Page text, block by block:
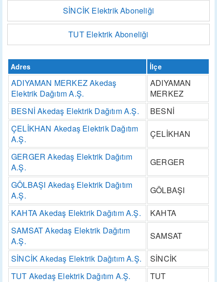
SİNCİK Elektrik Aboneliği
TUT Elektrik Aboneliği
Adres İlçe
ADIYAMAN MERKEZ Akedaş
Elektrik Dağıtım A.Ş.
ADIYAMAN
MERKEZ
BESNİ Akedaş Elektrik Dağıtım A.Ş.
BESNİ
ÇELİKHAN Akedaş Elektrik Dağıtım
A.Ş.
ÇELİKHAN
GERGER Akedaş Elektrik Dağıtım
A.Ş.
GERGER
GÖLBAŞI Akedaş Elektrik Dağıtım
A.Ş.
GÖLBAŞI
KAHTA Akedaş Elektrik Dağıtım A.Ş.
KAHTA
SAMSAT Akedaş Elektrik Dağıtım
A.Ş.
SAMSAT
SİNCİK Akedaş Elektrik Dağıtım A.Ş.
SİNCİK
TUT Akedaş Elektrik Dağıtım A.Ş.
TUT